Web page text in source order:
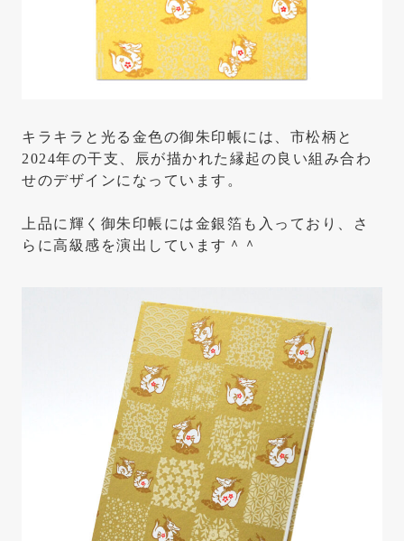
キラキラと光る金色の御朱印帳には、市松柄と
2024年の干支、辰が描かれた縁起の良い組み合わ
せのデザインになっています。
上品に輝く御朱印帳には金銀箔も入っており、さ
らに高級感を演出しています＾＾